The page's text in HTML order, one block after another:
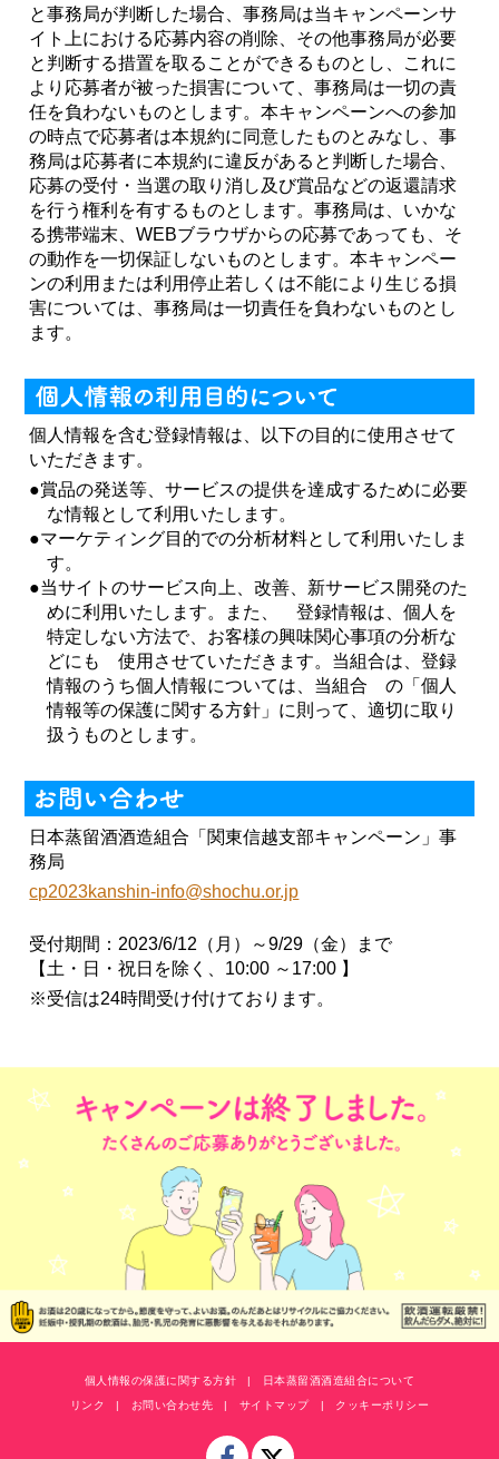
と事務局が判断した場合、事務局は当キャンペーンサ
イト上における応募内容の削除、その他事務局が必要
と判断する措置を取ることができるものとし、これに
より応募者が被った損害について、事務局は一切の責
任を負わないものとします。本キャンペーンへの参加
の時点で応募者は本規約に同意したものとみなし、事
務局は応募者に本規約に違反があると判断した場合、
応募の受付・当選の取り消し及び賞品などの返還請求
を行う権利を有するものとします。事務局は、いかな
る携帯端末、WEBブラウザからの応募であっても、そ
の動作を一切保証しないものとします。本キャンペー
ンの利用または利用停止若しくは不能により生じる損
害については、事務局は一切責任を負わないものとし
ます。
個人情報を含む登録情報は、以下の目的に使用させて
いただきます。
●賞品の発送等、サービスの提供を達成するために必要
な情報として利用いたします。
●マーケティング目的での分析材料として利用いたしま
す。
●当サイトのサービス向上、改善、新サービス開発のた
めに利用いたします。また、 登録情報は、個人を
特定しない方法で、お客様の興味関心事項の分析な
どにも 使用させていただきます。当組合は、登録
情報のうち個人情報については、当組合 の「個人
情報等の保護に関する方針」に則って、適切に取り
扱うものとします。
日本蒸留酒酒造組合「関東信越支部キャンペーン」事
務局
cp2023kanshin-info@shochu.or.jp
受付期間：2023/6/12（月）～9/29（金）まで
【土・日・祝日を除く、10:00 ～17:00 】
※受信は24時間受け付けております。
個人情報の保護に関する方針
日本蒸留酒酒造組合について
リンク
お問い合わせ先 サイトマップ クッキーポリシー